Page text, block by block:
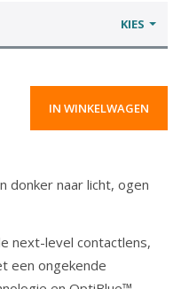
KIES
donker naar licht, ogen
next-level contactlens,
een ongekende